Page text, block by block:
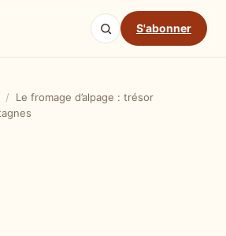
S'abonner
/
Le fromage d’alpage : trésor